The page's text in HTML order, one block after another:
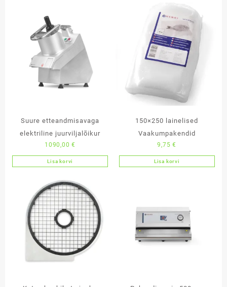
Suure etteandmisavaga
elektriline juurviljalõikur
1090,00€
Lisa korvi
150×250 lainelised
Vaakumpakendid
9,75€
Lisa korvi